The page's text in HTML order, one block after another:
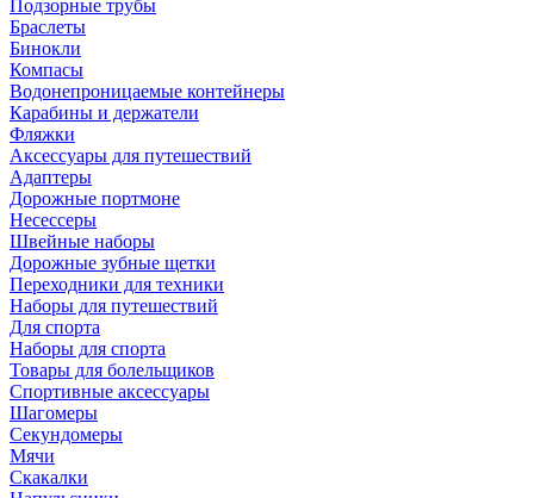
Подзорные трубы
Браслеты
Бинокли
Компасы
Водонепроницаемые контейнеры
Карабины и держатели
Фляжки
Аксессуары для путешествий
Адаптеры
Дорожные портмоне
Несессеры
Швейные наборы
Дорожные зубные щетки
Переходники для техники
Наборы для путешествий
Для спорта
Наборы для спорта
Товары для болельщиков
Спортивные аксессуары
Шагомеры
Секундомеры
Мячи
Скакалки